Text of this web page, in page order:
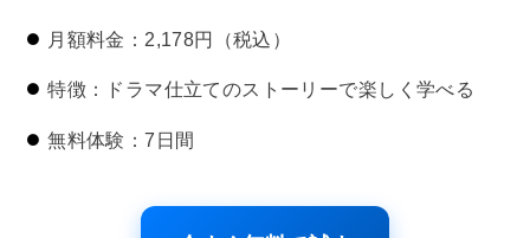
月額料金：2,178円（税込）
特徴：ドラマ仕立てのストーリーで楽しく学べる
無料体験：7日間